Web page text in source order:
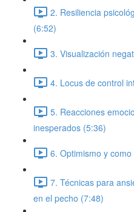
2. Resiliencia
(6:52)
3. Visualización
4. Locus de control
5. Reacciones
inesperados (5:36)
6. Optimismo y
7. Técnicas para
en el pecho (7:48)